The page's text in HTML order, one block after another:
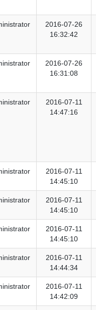
2016-07-26
16:32:42
2016-07-26
16:31:08
2016-07-11
14:47:16
2016-07-11
14:45:10
2016-07-11
14:45:10
2016-07-11
14:45:10
2016-07-11
14:44:34
2016-07-11
14:42:09